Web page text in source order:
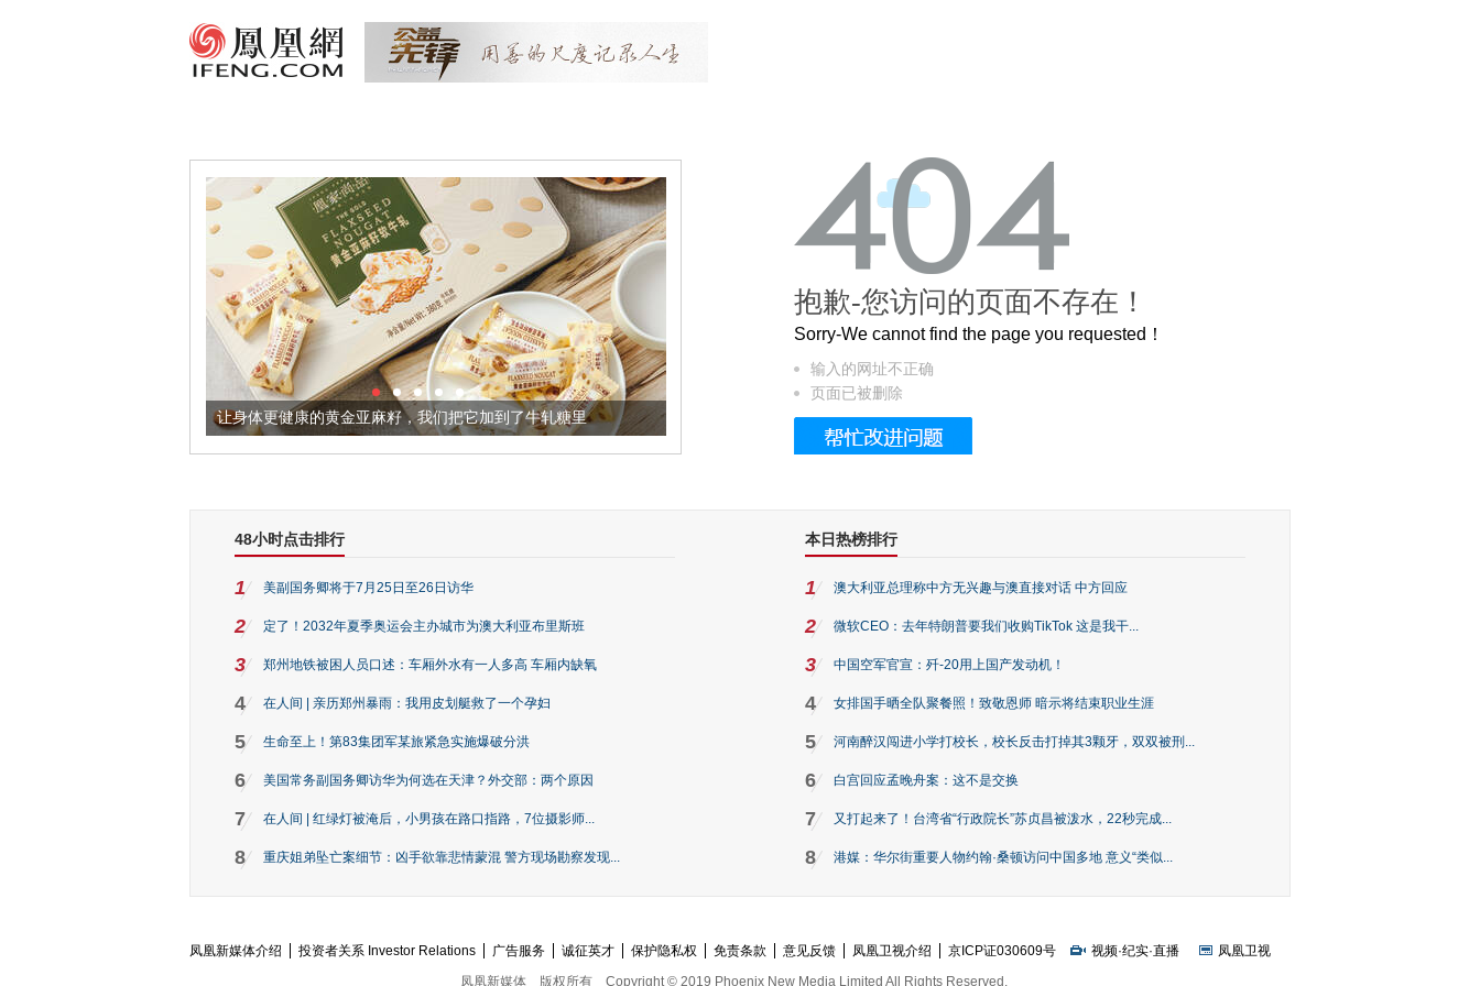
让身体更健康的黄金亚麻籽，我们把它加到了牛轧糖里 被列入佛家七宝的它到底有多美？
抱歉-您访问的页面不存在！
Sorry-We cannot find the page you requested！
输入的网址不正确
页面已被删除
48小时点击排行
1 美副国务卿将于7月25日至26日访华
2 定了！2032年夏季奥运会主办城市为澳大利亚布里斯班
3 郑州地铁被困人员口述：车厢外水有一人多高 车厢内缺氧
4 在人间 | 亲历郑州暴雨：我用皮划艇救了一个孕妇
5 生命至上！第83集团军某旅紧急实施爆破分洪
6 美国常务副国务卿访华为何选在天津？外交部：两个原因
7 在人间 | 红绿灯被淹后，小男孩在路口指路，7位摄影师...
8 重庆姐弟坠亡案细节：凶手欲靠悲情蒙混 警方现场勘察发现...
本日热榜排行
1 澳大利亚总理称中方无兴趣与澳直接对话 中方回应
2 微软CEO：去年特朗普要我们收购TikTok 这是我干...
3 中国空军官宣：歼-20用上国产发动机！
4 女排国手晒全队聚餐照！致敬恩师 暗示将结束职业生涯
5 河南醉汉闯进小学打校长，校长反击打掉其3颗牙，双双被刑...
6 白宫回应孟晚舟案：这不是交换
7 又打起来了！台湾省“行政院长”苏贞昌被泼水，22秒完成...
8 港媒：华尔街重要人物约翰·桑顿访问中国多地 意义“类似...
凤凰新媒体介绍 投资者关系 Investor Relations 广告服务 诚征英才 保护隐私权 免责条款 意见反馈 凤凰卫视介绍 京ICP证030609号 视频·纪实·直播
凤凰卫视
凤凰新媒体
版权所有 Copyright © 2019 Phoenix New Media Limited All Rights Reserved.